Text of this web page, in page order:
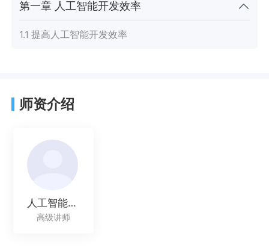
第一章 人工智能开发效率
1.1 提高人工智能开发效率
师资介绍
人工智能讲师
高级讲师